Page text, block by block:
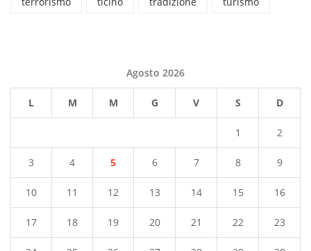
Agosto 2026
L M M G V S D
1 2
3 4 5 6 7 8 9
10 11 12 13 14 15 16
17 18 19 20 21 22 23